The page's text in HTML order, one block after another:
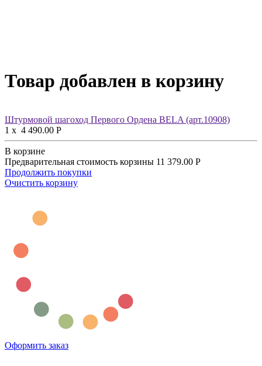
Товар добавлен в корзину
Штурмовой шагоход Первого Ордена BELA (арт.10908)
1 x 4 490.00 Р
В корзине
Предварительная стоимость корзины 11 379.00 Р
Продолжить покупки
Очистить корзину
Оформить заказ